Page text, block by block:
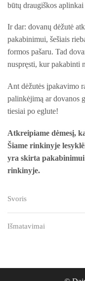
būtų draugiškos
Ir dar: dovanų dėžutė
pakabinimui, šešiais
formos pašaru. Tad
nuspręsti, kur pakabinti
Ant dėžutės įpakavimo
palinkėjimą ar dovanos
tiesiai po eglute!
Atkreipiame dėmesį,
Šiame rinkinyje
yra skirta
rinkinyje.
Svoris
Išmatavimai